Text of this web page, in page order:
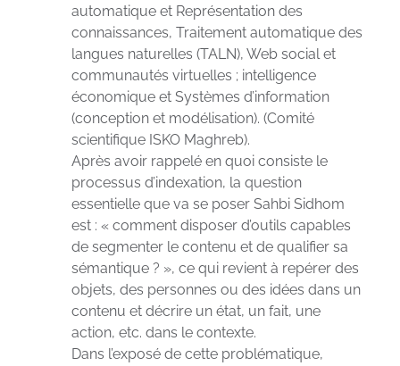
automatique et Représentation des
connaissances, Traitement automatique des
langues naturelles (TALN), Web social et
communautés virtuelles ; intelligence
économique et Systèmes d’information
(conception et modélisation). (Comité
scientifique ISKO Maghreb).
Après avoir rappelé en quoi consiste le
processus d’indexation, la question
essentielle que va se poser Sahbi Sidhom
est : « comment disposer d’outils capables
de segmenter le contenu et de qualifier sa
sémantique ? », ce qui revient à repérer des
objets, des personnes ou des idées dans un
contenu et décrire un état, un fait, une
action, etc. dans le contexte.
Dans l’exposé de cette problématique,